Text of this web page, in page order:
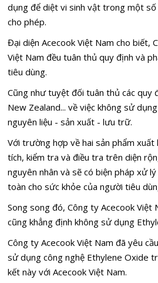
dụng để diệt vi sinh vật trong một
cho phép.
Đại diện Acecook Việt Nam cho biết,
Việt Nam đều tuân thủ quy định và
tiêu dùng.
Cũng như tuyệt đối tuân thủ các quy
New Zealand... về việc không sử
nguyên liệu - sản xuất - lưu trữ.
Với trường hợp về hai sản phẩm xuất
tích, kiểm tra và điều tra trên diện
nguyên nhân và sẽ có biện pháp xử
toàn cho sức khỏe của người tiêu
Song song đó, Công ty Acecook Việt
cũng khẳng định không sử dụng
Công ty Acecook Việt Nam đã yêu
sử dụng công nghệ Ethylene Oxide
kết này với Acecook Việt Nam.